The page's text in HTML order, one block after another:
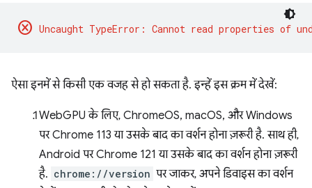
cancel
ऐसा इनमें से किसी एक वजह से हो सकता है. इन्हें इस क्रम में देखें:
WebGPU के लिए, ChromeOS, macOS, और Windows
पर Chrome 113 या उसके बाद का वर्शन होना ज़रूरी है. साथ ही,
Android पर Chrome 121 या उसके बाद का वर्शन होना ज़रूरी
है. chrome://version पर जाकर, अपने डिवाइस का वर्शन